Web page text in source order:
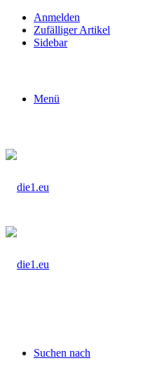
Anmelden
Zufälliger Artikel
Sidebar
Menü
Suchen nach